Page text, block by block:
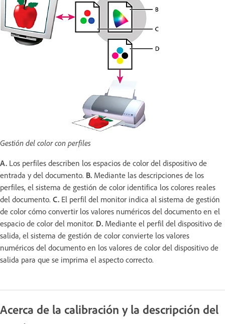
Gestión del color con perfiles
A. Los perfiles describen los espacios de color del dispositivo de
entrada y del documento. B. Mediante las descripciones de los
perfiles, el sistema de gestión de color identifica los colores reales
del documento. C. El perfil del monitor indica al sistema de gestión
de color cómo convertir los valores numéricos del documento en el
espacio de color del monitor. D. Mediante el perfil del dispositivo de
salida, el sistema de gestión de color convierte los valores
numéricos del documento en los valores de color del dispositivo de
salida para que se imprima el aspecto correcto.
Acerca de la calibración y la descripción del